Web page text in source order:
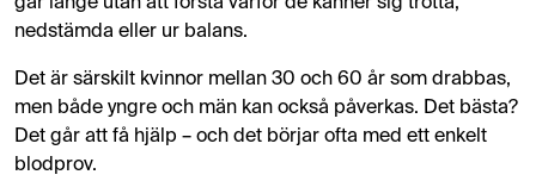
går länge utan att förstå varför de känner sig trötta,
nedstämda eller ur balans.
Det är särskilt kvinnor mellan 30 och 60 år som drabbas,
men både yngre och män kan också påverkas. Det bästa?
Det går att få hjälp – och det börjar ofta med ett enkelt
blodprov.